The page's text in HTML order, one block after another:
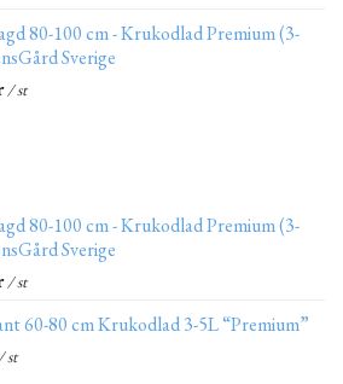
80-100 cm - Krukodlad Premium (3-
Sverige
/ st
80-100 cm - Krukodlad Premium (3-
Sverige
/ st
60-80 cm Krukodlad 3-5L “Premium”